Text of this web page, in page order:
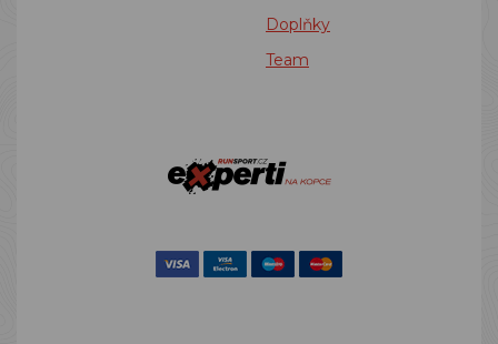
Doplňky
Team